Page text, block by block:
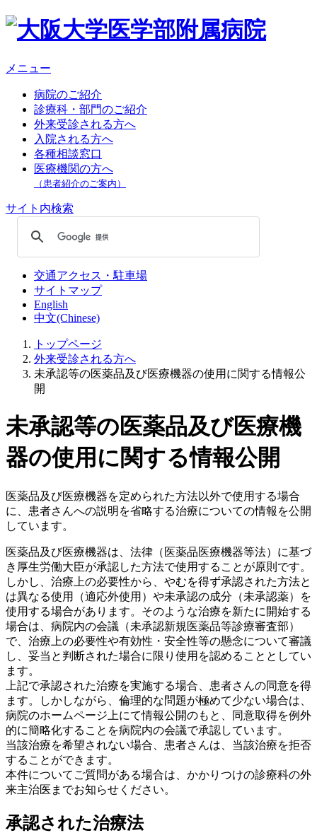
メニュー
病院のご紹介
診療科・部門のご紹介
外来受診される方へ
入院される方へ
各種相談窓口
医療機関の方へ
（患者紹介のご案内）
サイト内検索
交通アクセス・駐車場
サイトマップ
English
中文(Chinese)
トップページ
外来受診される方へ
未承認等の医薬品及び医療機器の使用に関する情報公
開
未承認等の医薬品及び医療機
器の使用に関する情報公開
医薬品及び医療機器を定められた方法以外で使用する場合
に、患者さんへの説明を省略する治療についての情報を公開
しています。
医薬品及び医療機器は、法律（医薬品医療機器等法）に基づ
き厚生労働大臣が承認した方法で使用することが原則です。
しかし、治療上の必要性から、やむを得ず承認された方法と
は異なる使用（適応外使用）や未承認の成分（未承認薬）を
使用する場合があります。そのような治療を新たに開始する
場合は、病院内の会議（未承認新規医薬品等診療審査部）
で、治療上の必要性や有効性・安全性等の懸念について審議
し、妥当と判断された場合に限り使用を認めることとしてい
ます。
上記で承認された治療を実施する場合、患者さんの同意を得
ます。しかしながら、倫理的な問題が極めて少ない場合は、
病院のホームページ上にて情報公開のもと、同意取得を例外
的に簡略化することを病院内の会議で承認しています。
当該治療を希望されない場合、患者さんは、当該治療を拒否
することができます。
本件についてご質問がある場合は、かかりつけの診療科の外
来主治医までお知らせください。
承認された治療法